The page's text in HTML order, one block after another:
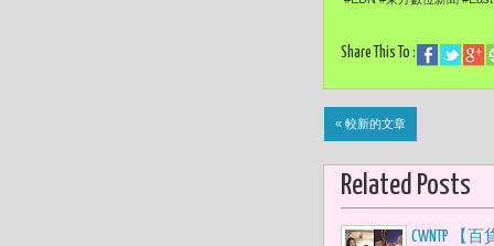
Share This To :
« 較新的文章
Related Posts
CWNTP 【